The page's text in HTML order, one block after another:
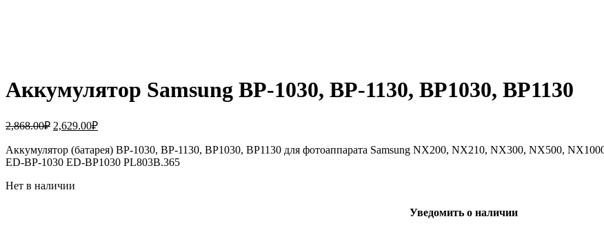
Аккумулятор Samsung BP-1030, BP-1130, BP1030, BP1130
2,868.00₽ Первоначальная
составляла
2,868.00₽.
2,629.00₽Текущая
2,629.00₽.
Аккумулятор (батарея) BP-1030, BP-1130, BP1030, BP1130 для фотоаппарата Samsung NX200, NX210, NX300, NX500,
ED-BP-1030 ED-BP1030 PL803B.365
Нет в наличии
Уведомить о наличии